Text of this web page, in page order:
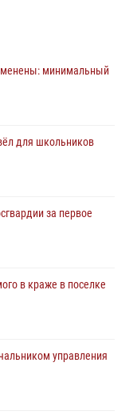
погибших в Первой
отстрела
минимальный
и попытку
минимальный
для школьников
за первое
в краже в поселке
управления